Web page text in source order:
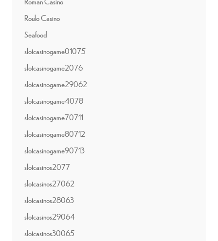
Roulo Casino
Seafood
slotcasinogame01075
slotcasinogame2076
slotcasinogame29062
slotcasinogame4078
slotcasinogame70711
slotcasinogame80712
slotcasinogame90713
slotcasinos2077
slotcasinos27062
slotcasinos28063
slotcasinos29064
slotcasinos30065